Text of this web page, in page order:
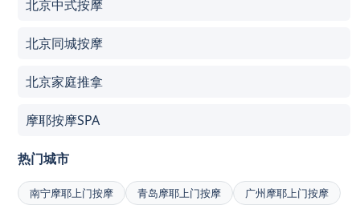
北京中式按摩
北京同城按摩
北京家庭推拿
摩耶按摩SPA
热门城市
南宁摩耶上门按摩 青岛摩耶上门按摩
广州摩耶上门按摩